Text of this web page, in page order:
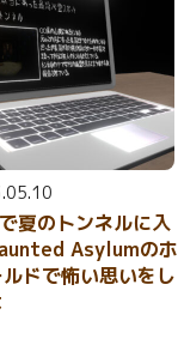
夏のトンネルに入
Asylumのホ
ドで怖い思いをし